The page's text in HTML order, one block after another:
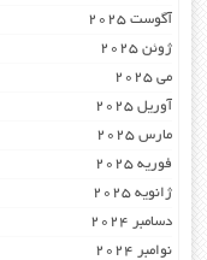
آگوست 2025
ژوئن 2025
می 2025
آوریل 2025
مارس 2025
فوریه 2025
ژانویه 2025
دسامبر 2024
نوامبر 2024